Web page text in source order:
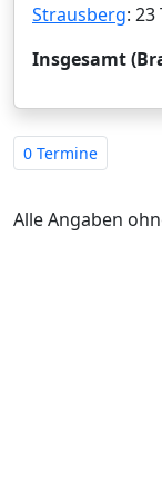
Strausberg:
Insgesamt
0 Termine
Alle Angaben